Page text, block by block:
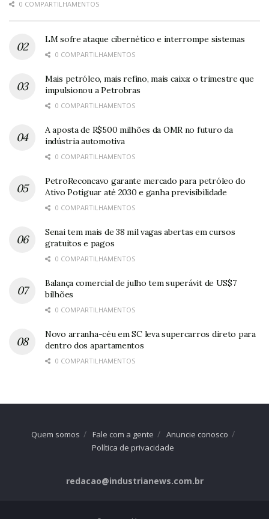
0 COMPARTILHAMENTOS
LM sofre ataque cibernético e interrompe sistemas
0 COMPARTILHAMENTOS
Mais petróleo, mais refino, mais caixa: o trimestre que
impulsionou a Petrobras
0 COMPARTILHAMENTOS
A aposta de R$500 milhões da OMR no futuro da
indústria automotiva
0 COMPARTILHAMENTOS
PetroReconcavo garante mercado para petróleo do
Ativo Potiguar até 2030 e ganha previsibilidade
0 COMPARTILHAMENTOS
Senai tem mais de 38 mil vagas abertas em cursos
gratuitos e pagos
0 COMPARTILHAMENTOS
Balança comercial de julho tem superávit de US$7
bilhões
0 COMPARTILHAMENTOS
Novo arranha-céu em SC leva supercarros direto para
dentro dos apartamentos
0 COMPARTILHAMENTOS
Quem somos Fale com a gente
Anuncie conosco
Política de privacidade
redacao@industrianews.com.br